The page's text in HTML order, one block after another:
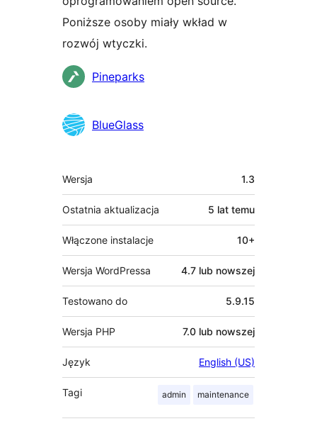
Poniższe osoby miały wkład w
rozwój wtyczki.
Zaangażowani
Pineparks
BlueGlass
Meta
Wersja 1.3
Ostatnia aktualizacja 5 lat temu
Włączone instalacje 10+
Wersja WordPressa 4.7 lub nowszej
Testowano do 5.9.15
Wersja PHP 7.0 lub nowszej
Język English (US)
Tagi admin maintenance